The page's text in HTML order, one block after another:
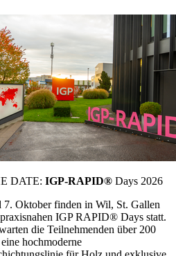
DATE: IGP-RAPID® Days 2026
7. Oktober finden in Wil, St. Gallen
IGP RAPID® Days statt.
die Teilnehmenden über 200
hochmoderne